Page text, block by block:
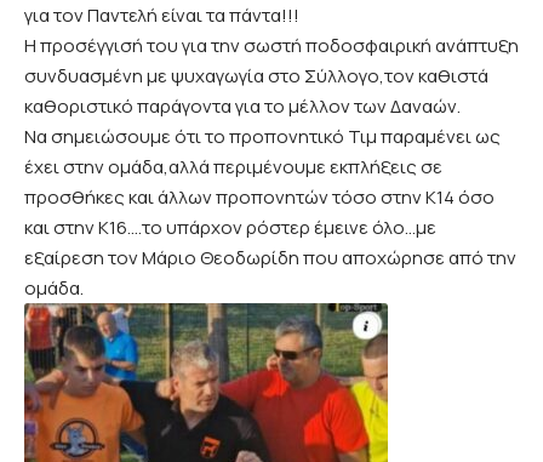
για τον Παντελή είναι τα πάντα!!!
Η προσέγγισή του για την σωστή ποδοσφαιρική ανάπτυξη
συνδυασμένη με ψυχαγωγία στο Σύλλογο,τον καθιστά
καθοριστικό παράγοντα για το μέλλον των Δαναών.
Να σημειώσουμε ότι το προπονητικό Τιμ παραμένει ως
έχει στην ομάδα,αλλά περιμένουμε εκπλήξεις σε
προσθήκες και άλλων προπονητών τόσο στην Κ14 όσο
και στην Κ16….το υπάρχον ρόστερ έμεινε όλο…με
εξαίρεση τον Μάριο Θεοδωρίδη που αποχώρησε από την
ομάδα.